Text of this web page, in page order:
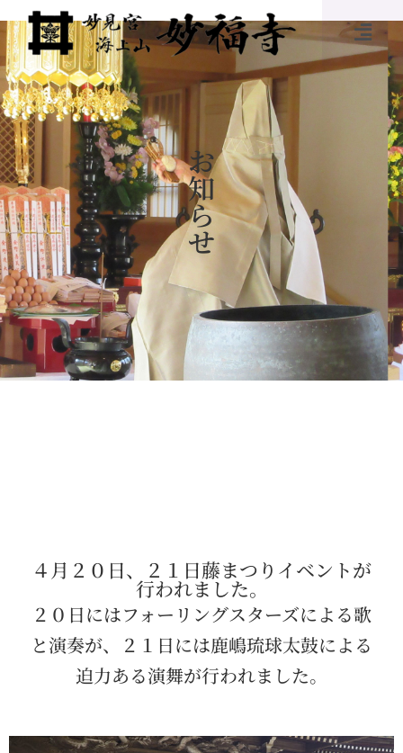
お
知
ら
せ
４月２０日、２１日藤まつりイベントが
行われました。
２０日にはフォーリングスターズによる歌
と演奏が、２１日には鹿嶋琉球太鼓による
迫力ある演舞が行われました。